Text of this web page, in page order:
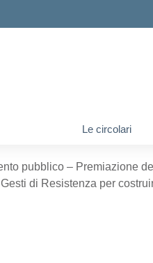
Le circolari
pubblico – Premiazione
di Resistenza per